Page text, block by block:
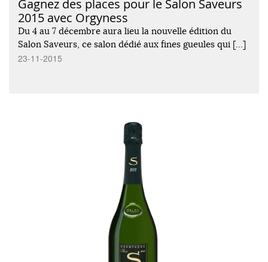
Gagnez des places pour le Salon Saveurs
2015 avec Orgyness
Du 4 au 7 décembre aura lieu la nouvelle édition du
Salon Saveurs, ce salon dédié aux fines gueules qui […]
23-11-2015